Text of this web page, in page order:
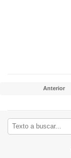
Anterior